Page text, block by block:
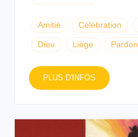
Amitié Célébration
Dieu Liège Pardon
PLUS D'INFOS